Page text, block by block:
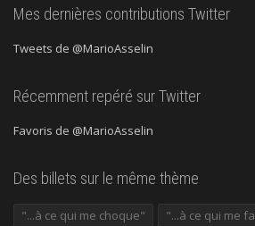
Mes dernières contributions Twitter
Tweets de @MarioAsselin
Récemment repéré sur Twitter
Favoris de @MarioAsselin
Des billets sur le même thème
"...à ce qui me choque"
"...à ce qui me